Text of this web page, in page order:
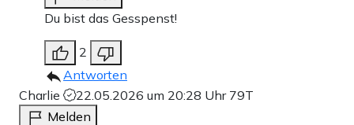
Du bist das Gesspenst!
2
Antworten
Charlie
22.05.2026 um 20:28 Uhr 79T
Melden